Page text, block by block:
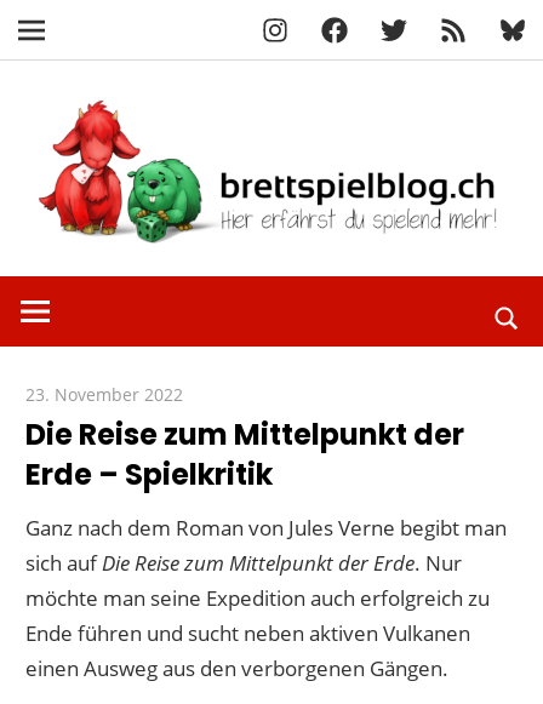
InstagramFacebook
X
RSS-
Feed
Navigation
springen
erfährst
mehr!
23. November 2022
Die Reise zum Mittelpunkt der
Erde – Spielkritik
Ganz nach dem Roman von Jules Verne begibt man
sich aufDie Reise zum Mittelpunkt der Erde. Nur
möchte man seine Expedition auch erfolgreich zu
Ende führen und sucht neben aktiven Vulkanen
einen Ausweg aus den verborgenen Gängen.